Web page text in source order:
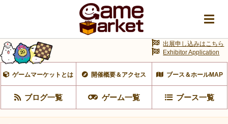
ゲームマーケットとは 開催概要＆アクセス ブース＆ホールMAP
ブログ一覧 ゲーム一覧 ブース一覧
出展申し込みはこちら
Exhibitor Application